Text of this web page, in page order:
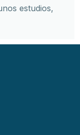
estudios,